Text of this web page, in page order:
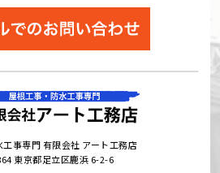
工事専門 有限会社 アート工務店
東京都足立区鹿浜 6-2-6